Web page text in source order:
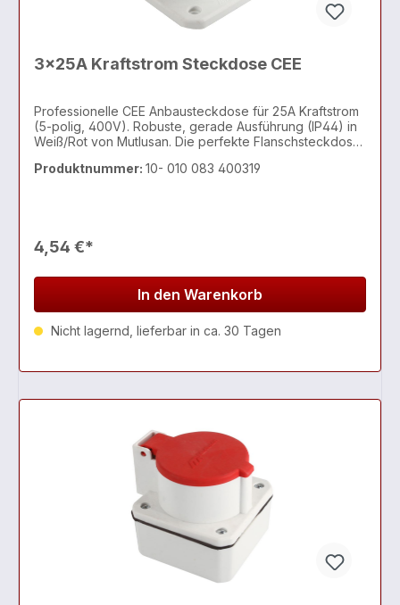
3x25A Kraftstrom Steckdose CEE
Professionelle CEE Anbausteckdose für 25A Kraftstrom
(5-polig, 400V). Robuste, gerade Ausführung (IP44) in
Weiß/Rot von Mutlusan. Die perfekte Flanschsteckdose
Schaltschränke oder für Einspeisungen, die mehr als
Produktnummer: 10- 010 083 400319
4,54 €*
In den Warenkorb
Nicht lagernd, lieferbar in ca. 30 Tagen